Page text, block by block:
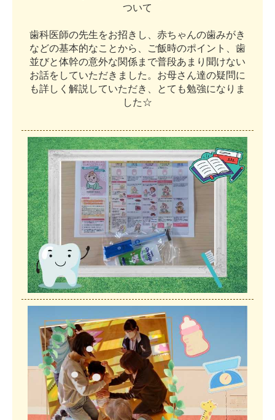
ついて
歯科医師の先生をお招き し 赤ち ゃ んの歯みがき
などの基本的なこ とから ご飯時のポイ ン ト
歯
並びと体幹の意外な関係ま で普段あ ま り 聞けない
お話を していただき ま した 。 お母さ ん達の疑問に
も詳し く 解説 していただき と て も勉強にな り ま
した☆